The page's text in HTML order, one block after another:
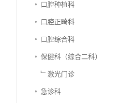
口腔种植科
口腔正畸科
口腔综合科
保健科（综合二科）
﹂激光门诊
急诊科